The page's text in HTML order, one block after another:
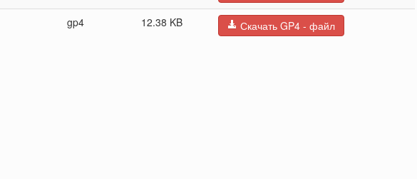
gp4 12.38 KB Скачать GP4 - файл